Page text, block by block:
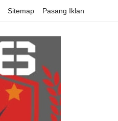
Sitemap Pasang Iklan